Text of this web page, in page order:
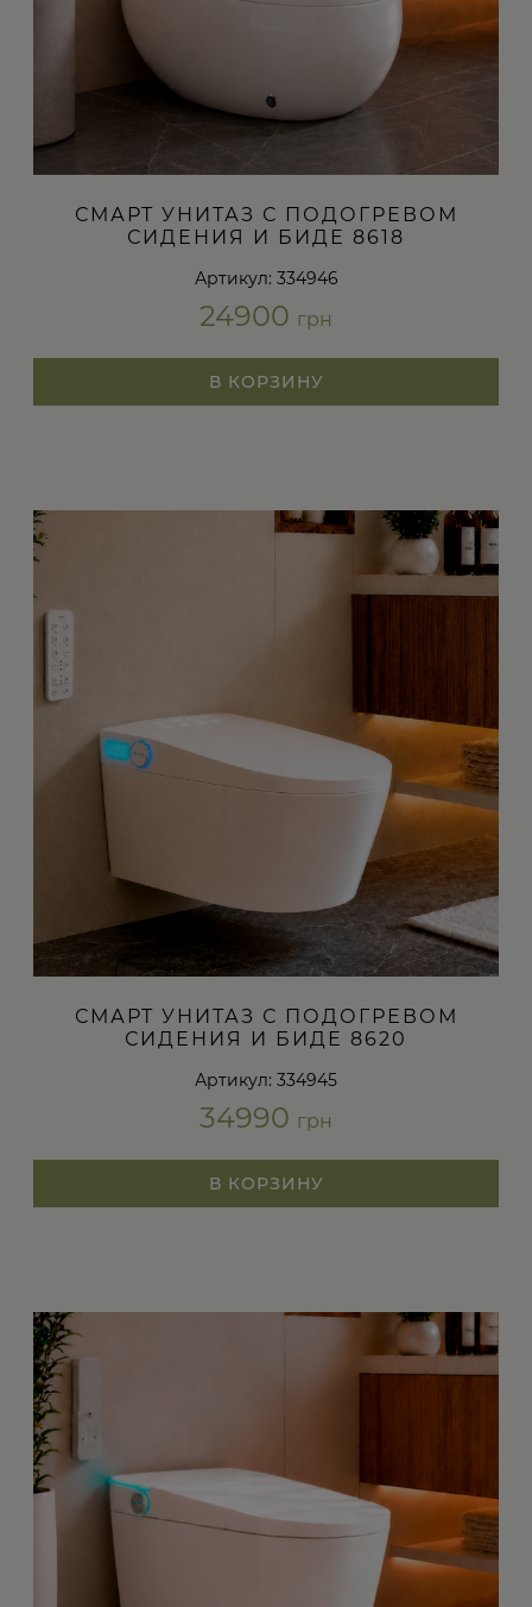
СМАРТ УНИТАЗ С ПОДОГРЕВОМ
СИДЕНИЯ И БИДЕ 8618
Артикул: 334946
24900 грн
В КОРЗИНУ
СМАРТ УНИТАЗ С ПОДОГРЕВОМ
СИДЕНИЯ И БИДЕ 8620
Артикул: 334945
34990 грн
В КОРЗИНУ